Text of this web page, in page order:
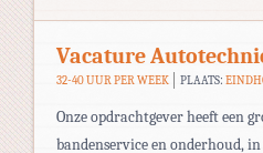
Vacature
32-40 UUR PER WEEK PLAATS:
Onze opdrachtgever heeft een
bandenservice en onderhoud,